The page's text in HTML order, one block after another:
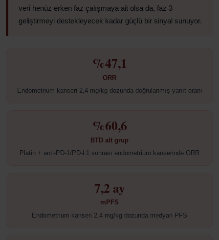
veri henüz erken faz çalışmaya ait olsa da, faz 3
geliştirmeyi destekleyecek kadar güçlü bir sinyal sunuyor.
%47,1
ORR
Endometrium kanseri 2,4 mg/kg dozunda doğrulanmış yanıt oranı
%60,6
BTD alt grup
Platin + anti-PD-1/PD-L1 sonrası endometrium kanserinde ORR
7,2 ay
mPFS
Endometrium kanseri 2,4 mg/kg dozunda medyan PFS